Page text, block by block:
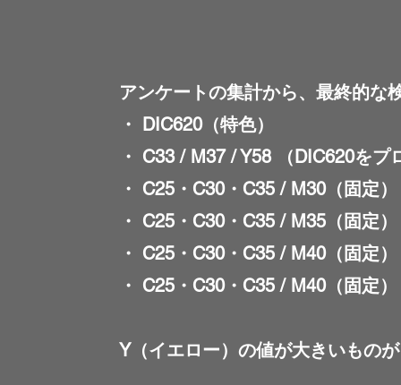
アンケートの集計から、最終的な
・ DIC620（特色）
・ C33 / M37 / Y58 （DIC620を
・ C25・C30・C35 / M30（固定
・ C25・C30・C35 / M35（固定
・ C25・C30・C35 / M40（固定
・ C25・C30・C35 / M40（固定
Y（イエロー）の値が大きいもの